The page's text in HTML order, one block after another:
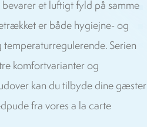
et luftigt fyld på samme
er både hygiejne- og
Serien
komfortvarianter og
kan du tilbyde dine gæster
fra vores a la carte